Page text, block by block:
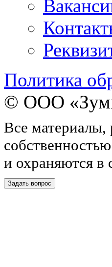
Политика
© ООО
Все материалы,
и охраняются в
Задать вопрос